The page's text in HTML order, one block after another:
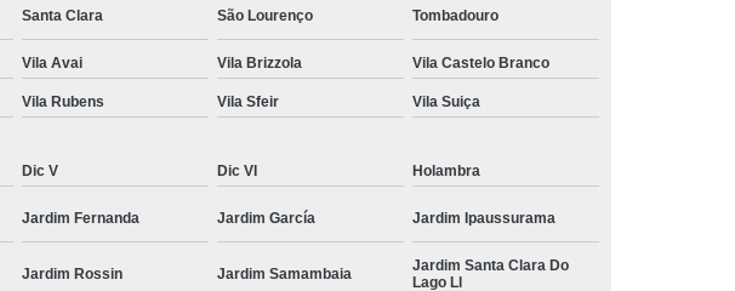
Itapetininga
preço de etiqueta de controle colorida Indaiatuba
etiqueta colorida à venda Recreio Campestre Jóia
fornecedor de etiqueta de bolinha colorida Porto Feliz
Santa Clara São Lourenço Tombadouro
Vila Avai Vila Brizzola Vila Castelo Branco
Vila Rubens Vila Sfeir Vila Suiça
Dic V Dic VI Holambra
Jardim Fernanda Jardim García Jardim Ipaussurama
Jardim Rossin Jardim Samambaia
Jardim Santa Clara Do
Lago Ll